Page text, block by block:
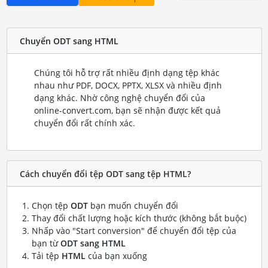
Chuyển ODT sang HTML
Chúng tôi hỗ trợ rất nhiều định dạng tệp khác
nhau như PDF, DOCX, PPTX, XLSX và nhiều định
dạng khác. Nhờ công nghệ chuyển đổi của
online-convert.com, bạn sẽ nhận được kết quả
chuyển đổi rất chính xác.
Cách chuyển đổi tệp ODT sang tệp HTML?
Chọn tệp ODTbạn muốn chuyển đổi
Thay đổi chất lượng hoặc kích thước (không bắt buộc)
Nhấp vào "Start conversion" để chuyển đổi tệp của
bạn từODT sang HTML
Tải tệp HTMLcủa bạn xuống